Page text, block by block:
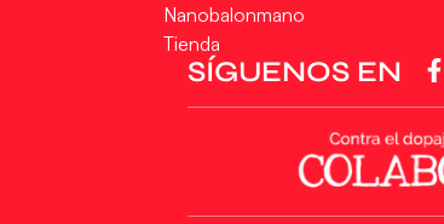
Nanobalonmano
Tienda
SÍGUENOS EN